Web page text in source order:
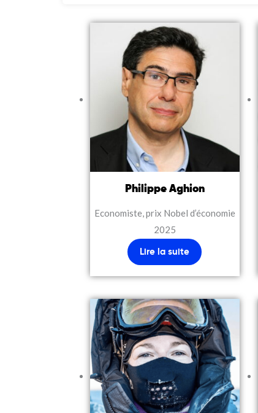
Philippe Aghion
Economiste, prix Nobel d’économie
2025
Lire la suite